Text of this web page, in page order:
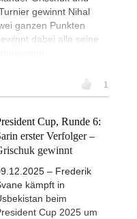
gewinnt Nihal
ganzen Punkten
dabei alle seine
1
Cup, Runde 6:
erster Verfolger –
gewinnt
– Frederik
kämpft in
beim
Cup 2025 um